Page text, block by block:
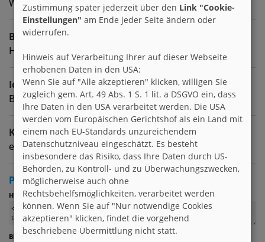
Wassermann
Beruf
Heilpädagoge
Ich suche
Brieffreunde zwischen 8 & 88
Kontaktart
egal | 2 Mal pro Monat schreiben
Profil verlinken
HTML:
BBCode(z. B. für Foren)
Zustimmung später jederzeit über den Link "Cookie-
Einstellungen" am Ende jeder Seite ändern oder
widerrufen.
Hinweis auf Verarbeitung Ihrer auf dieser Webseite
erhobenen Daten in den USA:
Wenn Sie auf "Alle akzeptieren" klicken, willigen Sie
zugleich gem. Art. 49 Abs. 1 S. 1 lit. a DSGVO ein, dass
Ihre Daten in den USA verarbeitet werden. Die USA
werden vom Europäischen Gerichtshof als ein Land mit
einem nach EU-Standards unzureichendem
Datenschutzniveau eingeschätzt. Es besteht
insbesondere das Risiko, dass Ihre Daten durch US-
Behörden, zu Kontroll- und zu Überwachungszwecken,
möglicherweise auch ohne
Rechtsbehelfsmöglichkeiten, verarbeitet werden
können. Wenn Sie auf "Nur notwendige Cookies
akzeptieren" klicken, findet die vorgehend
beschriebene Übermittlung nicht statt.